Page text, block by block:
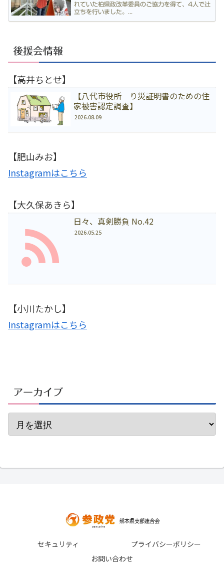
れていた柏県政改革委員のご協力を得て、4人で辻
立ちを行いました。...
後援会情報
【高井ちとせ】
【八代市役所 り災証明書のための住
家被害認定調査】
2026.08.09
【肥山みお】
Instagramはこちら
【大久保あきら】
日々、真剣勝負 No.42
2026.05.25
【小川たかし】
Instagramはこちら
アーカイブ
セキュリティ
プライバシーポリシー
お問い合わせ